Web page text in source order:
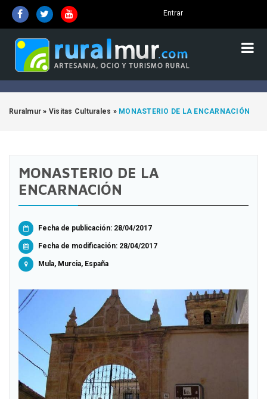
Entrar
Ruralmur » Visitas Culturales » MONASTERIO DE LA ENCARNACIÓN
MONASTERIO DE LA
ENCARNACIÓN
Fecha de publicación: 28/04/2017
Fecha de modificación: 28/04/2017
Mula, Murcia, España